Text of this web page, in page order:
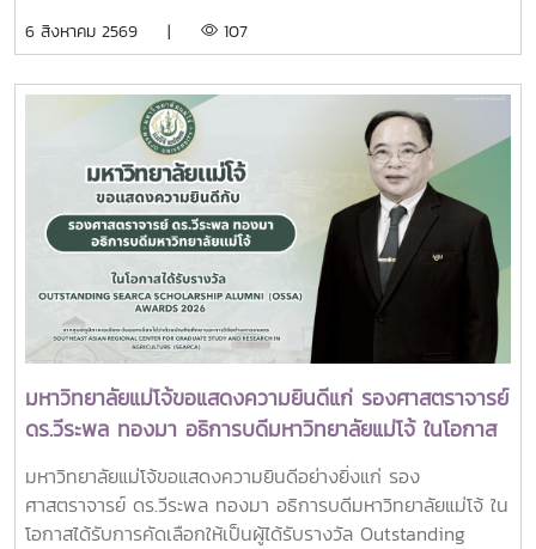
แลกเปลี่ยนประสบการณ์ด้าน Reinventing University ผ่าน
ผู้นำเครือข่ายอุดมศึกษา การนำเสนอกรณีศึกษาการประยุกต์ใช้
AI และนวัตกรรมจากภาคเอกชน รวมถึงกิจกรรม Forum-to-
Action เพื่อร่วมกำหนดข้อเสนอเชิงนโยบายและแผนปฏิบัติการใน
การขับเคลื่อนมหาวิทยาลัยไทยในอนาคตการเข้าร่วมประชุมในครั้ง
นี้มหาวิทยาลัยแม่โจ้ติดตามทิศทางการเปลี่ยนแปลงของการ
อุดมศึกษาไทย พร้อมแลกเปลี่ยนองค์ความรู้และสร้างความร่วม
มือกับเครือข่ายสถาบันอุดมศึกษาทั่วประเทศ เพื่อร่วมกันพัฒนา
มหาวิทยาลัยไทยให้ก้าวทันการเปลี่ยนแปลงของโลกยุคดิจิทัล และ
ยกระดับศักยภาพด้านการศึกษา วิจัย และนวัตกรรมอย่างยั่งยืน
บุคลากร รวมจำนวน 25 คน เป็นเจ้าภาพพระพิธีธรรมสวดพระ
พระบรมราชชนนีพันปีหลวง ณ พระที่นั่งดุสิตมหาปราสาท
พระบรมมหาราชวัง และเข้ากราบถวายบังคมพระศพสมเด็จ
พระเจ้าลูกเธอ เจ้าฟ้าพัชรกิติยาภา นเรนทิราเทพยวดี กรมหลวง
ราชสาริณีสิริพัชร มหาวัชรราชธิดา ณ พระที่นั่งพิมานรัตยา
พระบรมมหาราชวังการเข้าร่วมพิธีในครั้งนี้ นับเป็นพระ
มหากรุณาธิคุณล้นเกล้าล้นกระหม่อมแก่คณะผู้บริหาร
มหาวิทยาลัย สมาคมศิษย์เก่า และบุคลากร มหาวิทยาลัยแม่โจ้ที่ได้
ร่วมแสดงความจงรักภักดี ถวายความอาลัยและน้อมรำลึกในพระ
มหากรุณาธิคุณอย่างหาที่สุดมิได้
6 สิงหาคม 2569 | 107
มหาวิทยาลัยแม่โจ้ขอแสดงความยินดีแก่ รองศาสตราจารย์
ดร.วีระพล ทองมา อธิการบดีมหาวิทยาลัยแม่โจ้ ในโอกาส
ได้รับรางวัล Outstanding SEARCA Scholarship
Alumni (OSSA) Awards 2026
มหาวิทยาลัยแม่โจ้ขอแสดงความยินดีอย่างยิ่งแก่ รอง
ศาสตราจารย์ ดร.วีระพล ทองมา อธิการบดีมหาวิทยาลัยแม่โจ้ ใน
โอกาสได้รับการคัดเลือกให้เป็นผู้ได้รับรางวัล Outstanding